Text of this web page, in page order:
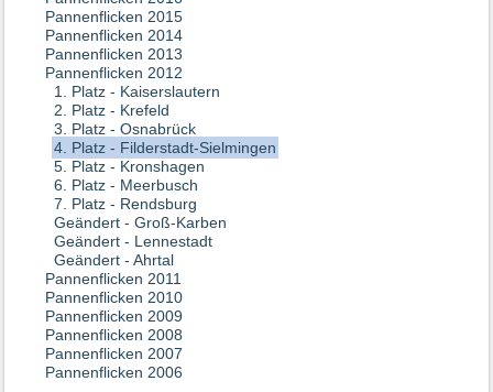
Pannenflicken 2015
Pannenflicken 2014
Pannenflicken 2013
Pannenflicken 2012
1. Platz - Kaiserslautern
2. Platz - Krefeld
3. Platz - Osnabrück
4. Platz - Filderstadt-Sielmingen
5. Platz - Kronshagen
6. Platz - Meerbusch
7. Platz - Rendsburg
Geändert - Groß-Karben
Geändert - Lennestadt
Geändert - Ahrtal
Pannenflicken 2011
Pannenflicken 2010
Pannenflicken 2009
Pannenflicken 2008
Pannenflicken 2007
Pannenflicken 2006